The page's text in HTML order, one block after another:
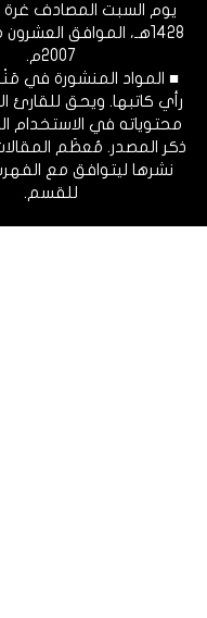
يوم السبت المصادف
1428هـ، الموافق
2007م.
■ المواد المنشورة في
رأي كاتبها. ويحق للقارئ
محتوياته في
ذكر المصدر. مُعظَم
نشرها ليتوافق مع
للقسم.